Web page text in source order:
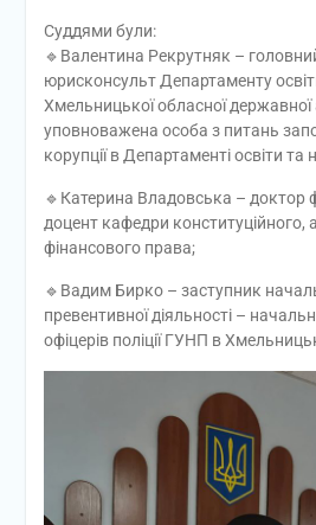
Суддями були:
🔹Валентина Рекрутняк –
юрисконсульт Департаменту
Хмельницької обласної державної
уповноважена особа з питань
корупції в Департаменті освіти
🔹Катерина Владовська – доктор
доцент кафедри конституційного,
фінансового права;
🔹Вадим Бирко – заступник
превентивної діяльності –
офіцерів поліції ГУНП в